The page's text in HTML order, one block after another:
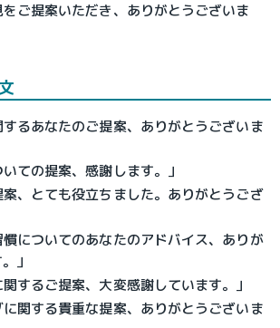
をご提案いただき、ありがとうございま
するあなたのご提案、ありがとうございま
いての提案、感謝します。」
案、とても役立ちました。ありがとうござ
慣についてのあなたのアドバイス、ありが
」
関するご提案、大変感謝しています。」
に関する貴重な提案、ありがとうございま